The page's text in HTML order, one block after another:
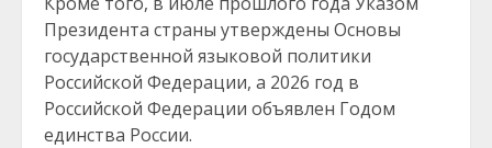
Президента страны утверждены Основы
государственной языковой политики
Российской Федерации, а 2026 год в
Российской Федерации объявлен Годом
единства России.